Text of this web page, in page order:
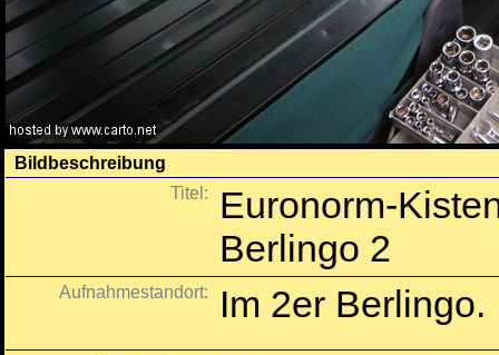
Bildbeschreibung
Titel:
Euronorm-
Berlingo 2
Aufnahmestandort: Im 2er Berlingo.